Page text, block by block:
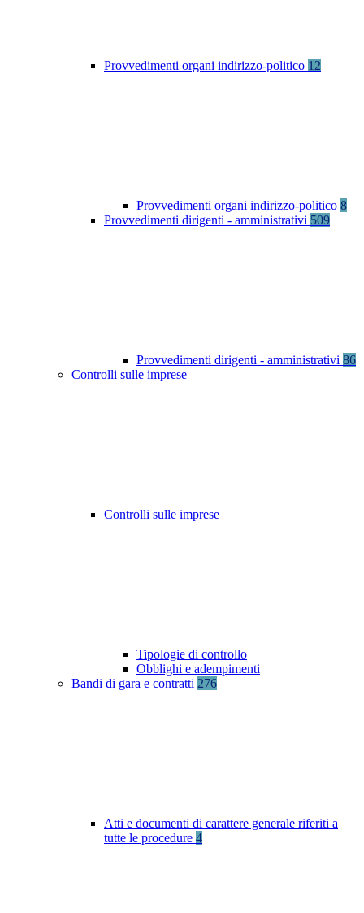
Provvedimenti organi indirizzo-politico 12
Provvedimenti organi indirizzo-politico 8
Provvedimenti dirigenti - amministrativi 509
Provvedimenti dirigenti - amministrativi 86
Controlli sulle imprese
Controlli sulle imprese
Tipologie di controllo
Obblighi e adempimenti
Bandi di gara e contratti 276
Atti e documenti di carattere generale riferiti a
tutte le procedure 4